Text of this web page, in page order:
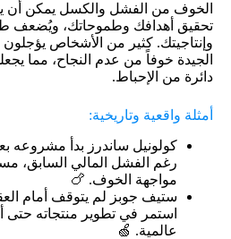
الخوف من الفشل والكسل يمكن أن
تحقيق أهدافك وطموحاتك، ويُضعف
وإنتاجيتك. كثير من الأشخاص يؤجلون
الجيدة خوفاً من عدم النجاح، مما
دائرة من الإحباط.
أمثلة واقعية وتاريخية:
رغم الفشل المالي السابق،
مواجهة الخوف. 🍗
ستيف جوبز لم يتوقف أمام
استمر في تطوير منتجاته
عالمية. 🍏